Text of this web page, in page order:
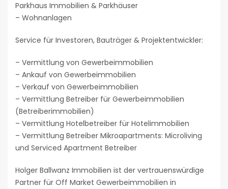
Parkhaus Immobilien & Parkhäuser
– Wohnanlagen
Service für Investoren, Bauträger & Projektentwickler:
– Vermittlung von Gewerbeimmobilien
– Ankauf von Gewerbeimmobilien
– Verkauf von Gewerbeimmobilien
– Vermittlung Betreiber für Gewerbeimmobilien
(Betreiberimmobilien)
– Vermittlung Hotelbetreiber für Hotelimmobilien
– Vermittlung Betreiber Mikroapartments: Microliving
und Serviced Apartment Betreiber
Holger Ballwanz Immobilien ist der vertrauenswürdige
Partner für Off Market Gewerbeimmobilien in